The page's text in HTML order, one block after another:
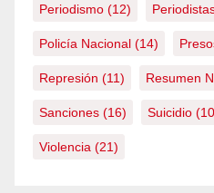
Periodismo (12)
Policía Nacional (14)
Represión (11) Resumen
Sanciones (16) Suicidio
Violencia (21)